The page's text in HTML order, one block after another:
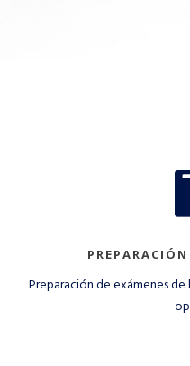
Preparación de exámenes